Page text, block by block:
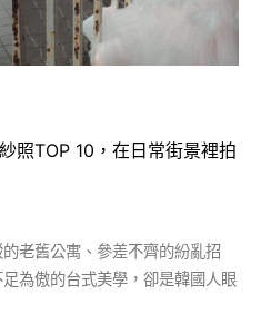
照TOP 10，在日常街景裡拍
老舊公寓、參差不齊的紛亂招
為傲的台式美學，卻是韓國人眼